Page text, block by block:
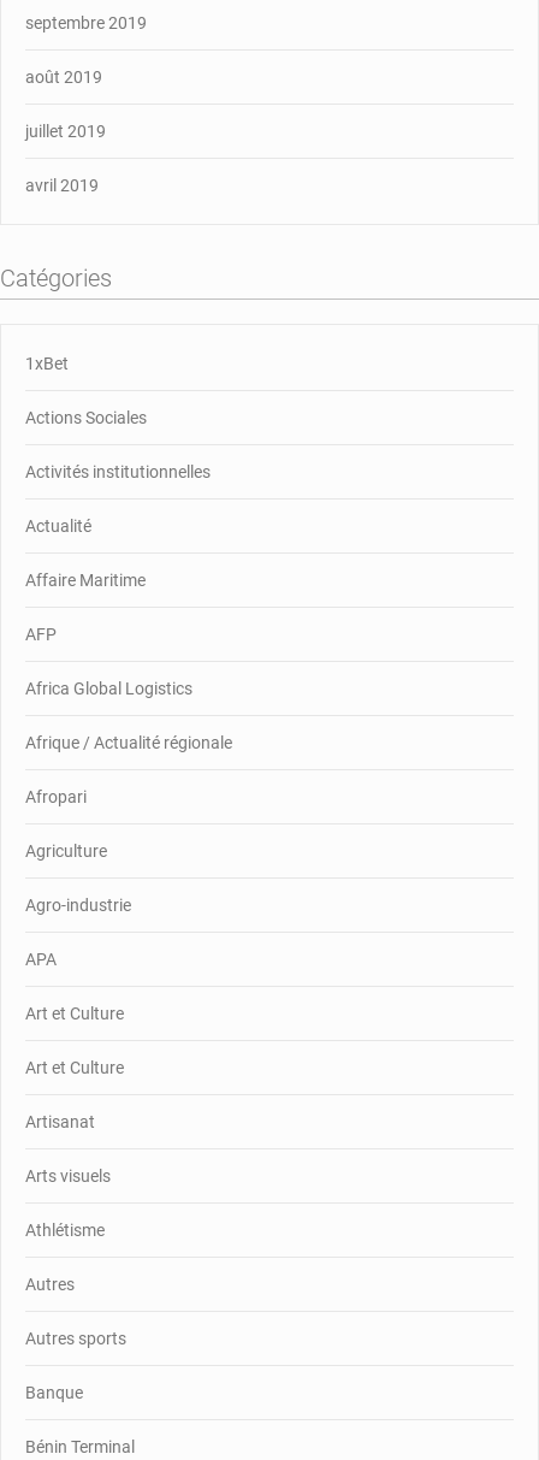
septembre 2019
août 2019
juillet 2019
avril 2019
Catégories
1xBet
Actions Sociales
Activités institutionnelles
Actualité
Affaire Maritime
AFP
Africa Global Logistics
Afrique / Actualité régionale
Afropari
Agriculture
Agro-industrie
APA
Art et Culture
Art et Culture
Artisanat
Arts visuels
Athlétisme
Autres
Autres sports
Banque
Bénin Terminal